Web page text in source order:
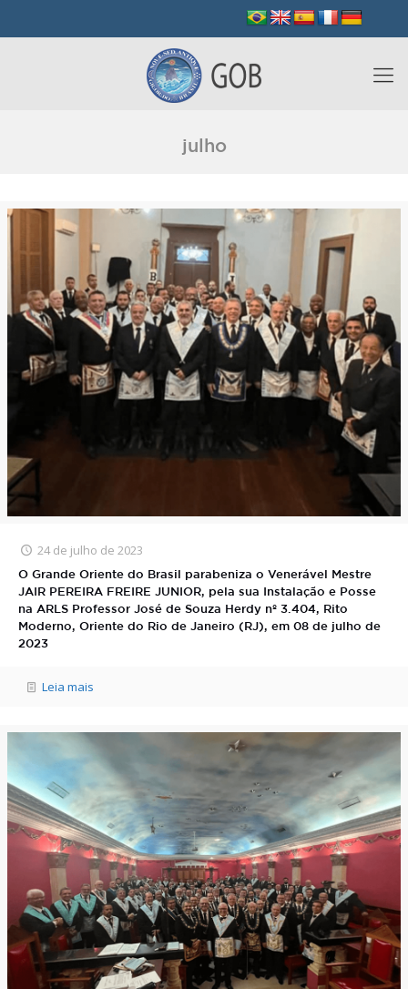
julho
24 de julho de 2023
O Grande Oriente do Brasil parabeniza o Venerável Mestre
JAIR PEREIRA FREIRE JUNIOR, pela sua Instalação e Posse
na ARLS Professor José de Souza Herdy nº 3.404, Rito
Moderno, Oriente do Rio de Janeiro (RJ), em 08 de julho de
2023
Leia mais